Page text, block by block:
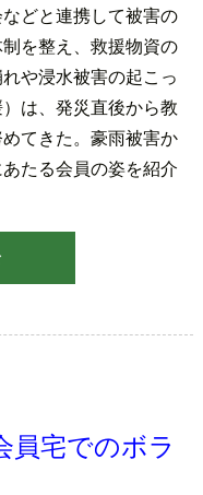
どと連携して被害の
を整え、救援物資の
や浸水被害の起こっ
は、発災直後から教
てきた。豪雨被害か
たる会員の姿を紹介
宅でのボラ